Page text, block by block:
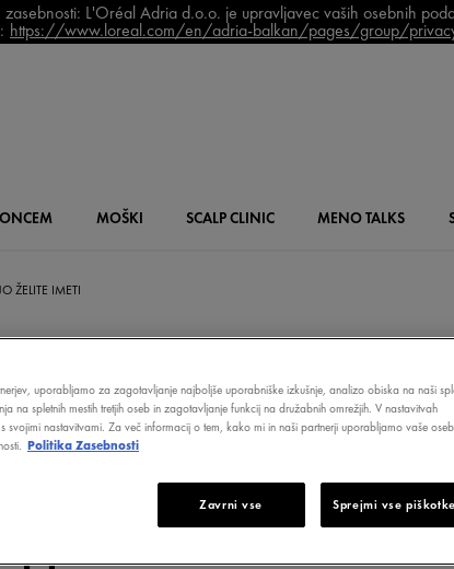
zasebnosti: L'Oréal Adria d.o.o. je upravljavec vaših osebnih
https://www.loreal.com/en/adria-balkan/pages/group/
MOŠKI SCALPCLINIC MENOTALKS
ŽELITE IMETI
SKUPAJ
KOŽO, KI
uporabljamo za zagotavljanje najboljše uporabniške izkušnje, analizo obiska na naši
na spletnih mestih tretjih oseb in zagotavljanje funkcij na družabnih omrežjih. V nastavitvah
nastavitvami. Za več informacij o tem, kako mi in naši partnerji uporabljamo vaše
Politika Zasebnosti
Zavrni vse Sprejmi vse piškotke